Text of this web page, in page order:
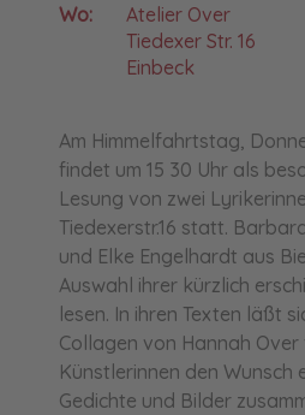
Wo:
Atelier Over
Tiedexer Str. 16
Einbeck
Am Himmelfahrtstag,
findet um 15 30 Uhr als
Lesung von zwei
Tiedexerstr.16 statt.
und Elke Engelhardt aus
Auswahl ihrer kürzlich
lesen. In ihren Texten läßt
Collagen von Hannah Over
Künstlerinnen den Wunsch
Gedichte und Bilder